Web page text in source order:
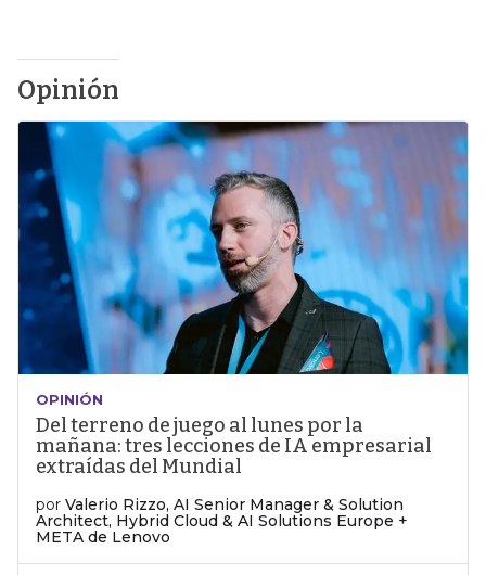
Opinión
OPINIÓN
Del terreno de juego al lunes por la
mañana: tres lecciones de IA empresarial
extraídas del Mundial
por Valerio Rizzo, AI Senior Manager & Solution
Architect, Hybrid Cloud & AI Solutions Europe +
META de Lenovo